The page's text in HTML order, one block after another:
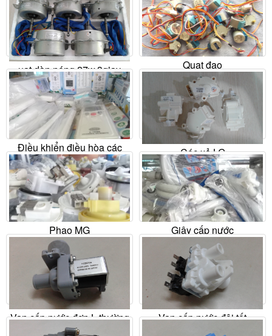
Liên hệ
Mua ngay
Chi tiết
Liên hệ
Mua ngay
Chi tiết
uạt dàn nóng 27w,3giay
Liên hệ
Mua ngay
Chi tiết
Quạt đao
Liên hệ
Mua ngay
Chi tiết
Điều khiển điều hòa các
loại
Liên hệ
Mua ngay
Chi tiết
Cóc xả LG
Liên hệ
Mua ngay
Chi tiết
Phao MG
Liên hệ
Mua ngay
Chi tiết
Giây cấp nước
Liên hệ
Mua ngay
Chi tiết
Van cấp nước đơn L thường Van cấp nước đôi tốt